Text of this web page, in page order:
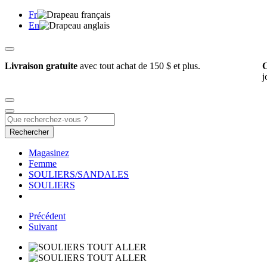
Fr
En
Livraison gratuite avec tout achat de 150 $ et plus.
Rechercher
Magasinez
Femme
SOULIERS/SANDALES
SOULIERS
Précédent
Suivant